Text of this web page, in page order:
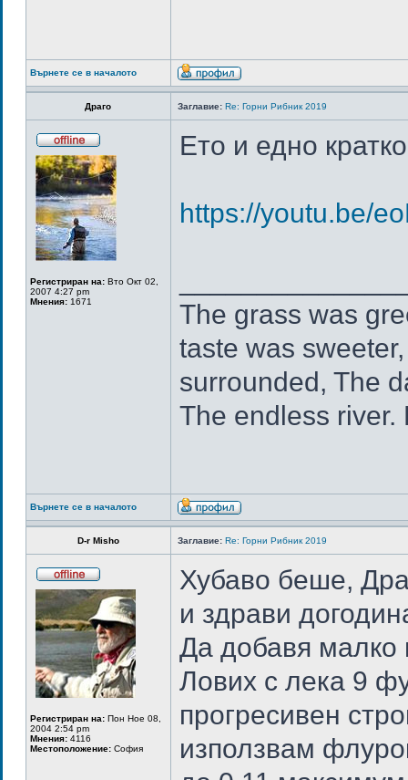
Върнете се в началото
Драго Заглавие: Re: Горни Рибник 2019
Регистриран на:Вто Окт 02,
2007 4:27 pm
Мнения:1671
Ето и едно
https://youtu.be/
The grass was
taste was
surrounded, The
The endless river.
Върнете се в началото
D-r Misho Заглавие: Re: Горни Рибник 2019
Регистриран на:Пон Ное 08,
2004 2:54 pm
Мнения:4116
Местоположение:София
Хубаво беше,
и здрави
Да добавя малко
Лових с лека 9
прогресивен
използвам